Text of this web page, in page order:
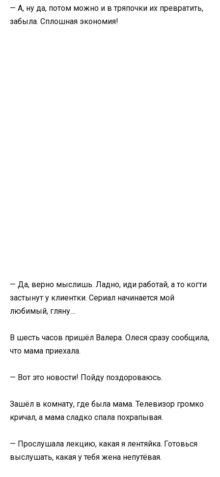
— А, ну да, потом можно и в тряпочки их превратить,
забыла. Сплошная экономия!
— Да, верно мыслишь. Ладно, иди работай, а то когти
застынут у клиентки. Сериал начинается мой
любимый, гляну…
В шесть часов пришёл Валера. Олеся сразу сообщила,
что мама приехала.
— Вот это новости! Пойду поздороваюсь.
Зашёл в комнату, где была мама. Телевизор громко
кричал, а мама сладко спала похрапывая.
— Прослушала лекцию, какая я лентяйка. Готовься
выслушать, какая у тебя жена непутёвая.